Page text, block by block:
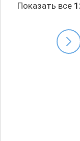
Показать все